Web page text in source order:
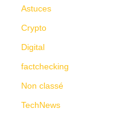
Astuces
Crypto
Digital
factchecking
Non classé
TechNews